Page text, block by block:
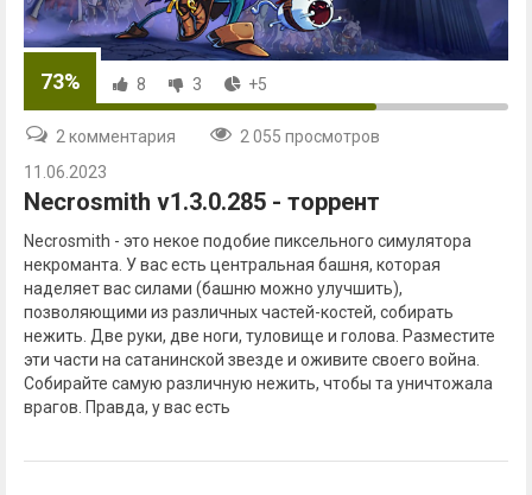
73% 8 3 +5
2 комментария
2 055 просмотров
11.06.2023
Necrosmith v1.3.0.285 - торрент
Necrosmith - это некое подобие пиксельного симулятора
некроманта. У вас есть центральная башня, которая
наделяет вас силами (башню можно улучшить),
позволяющими из различных частей-костей, собирать
нежить. Две руки, две ноги, туловище и голова. Разместите
эти части на сатанинской звезде и оживите своего война.
Собирайте самую различную нежить, чтобы та уничтожала
врагов. Правда, у вас есть